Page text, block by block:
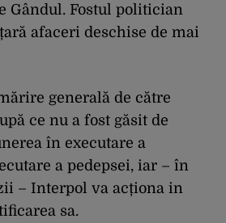
Gândul. Fostul politician
afaceri deschise de mai
generală de către
ce nu a fost găsit de
în executare a
a pedepsei, iar – în
– Interpol va acționa in
sa.